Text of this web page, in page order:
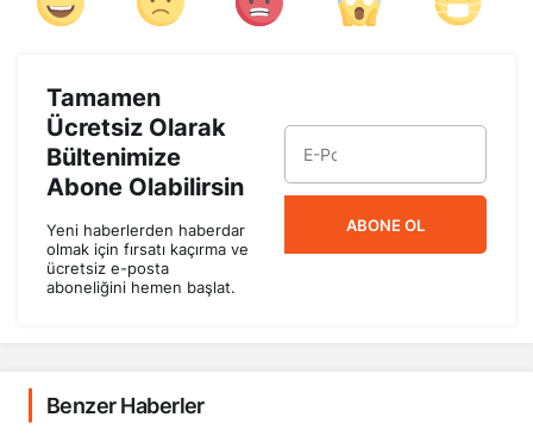
Tamamen
Ücretsiz Olarak
Bültenimize
Abone Olabilirsin
Yeni haberlerden haberdar
olmak için fırsatı kaçırma ve
ücretsiz e-posta
aboneliğini hemen başlat.
ABONE OL
Benzer Haberler